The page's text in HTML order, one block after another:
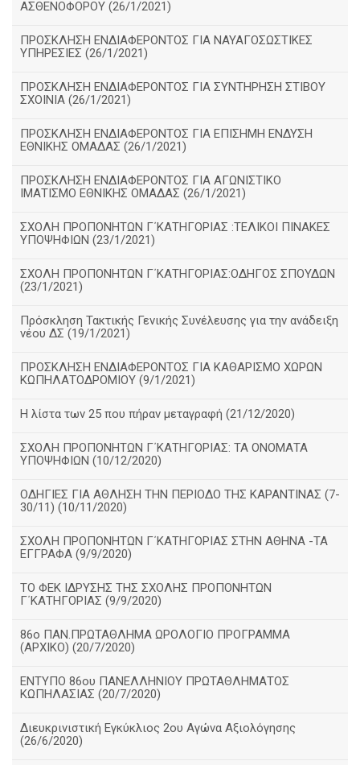
ΑΣΘΕΝΟΦΟΡΟΥ (26/1/2021)
ΠΡΟΣΚΛΗΣΗ ΕΝΔΙΑΦΕΡΟΝΤΟΣ ΓΙΑ ΝΑΥΑΓΟΣΩΣΤΙΚΕΣ
ΥΠΗΡΕΣΙΕΣ (26/1/2021)
ΠΡΟΣΚΛΗΣΗ ΕΝΔΙΑΦΕΡΟΝΤΟΣ ΓΙΑ ΣΥΝΤΗΡΗΣΗ ΣΤΙΒΟΥ
ΣΧΟΙΝΙΑ (26/1/2021)
ΠΡΟΣΚΛΗΣΗ ΕΝΔΙΑΦΕΡΟΝΤΟΣ ΓΙΑ ΕΠΙΣΗΜΗ ΕΝΔΥΣΗ
ΕΘΝΙΚΗΣ ΟΜΑΔΑΣ (26/1/2021)
ΠΡΟΣΚΛΗΣΗ ΕΝΔΙΑΦΕΡΟΝΤΟΣ ΓΙΑ ΑΓΩΝΙΣΤΙΚΟ
ΙΜΑΤΙΣΜΟ ΕΘΝΙΚΗΣ ΟΜΑΔΑΣ (26/1/2021)
ΣΧΟΛΗ ΠΡΟΠΟΝΗΤΩΝ Γ΄ΚΑΤΗΓΟΡΙΑΣ :ΤΕΛΙΚΟΙ ΠΙΝΑΚΕΣ
ΥΠΟΨΗΦΙΩΝ (23/1/2021)
ΣΧΟΛΗ ΠΡΟΠΟΝΗΤΩΝ Γ΄ΚΑΤΗΓΟΡΙΑΣ:ΟΔΗΓΟΣ ΣΠΟΥΔΩΝ
(23/1/2021)
Πρόσκληση Τακτικής Γενικής Συνέλευσης για την ανάδειξη
νέου ΔΣ (19/1/2021)
ΠΡΟΣΚΛΗΣΗ ΕΝΔΙΑΦΕΡΟΝΤΟΣ ΓΙΑ ΚΑΘΑΡΙΣΜΟ ΧΩΡΩΝ
ΚΩΠΗΛΑΤΟΔΡΟΜΙΟΥ (9/1/2021)
Η λίστα των 25 που πήραν μεταγραφή (21/12/2020)
ΣΧΟΛΗ ΠΡΟΠΟΝΗΤΩΝ Γ΄ΚΑΤΗΓΟΡΙΑΣ: ΤΑ ΟΝΟΜΑΤΑ
ΥΠΟΨΗΦΙΩΝ (10/12/2020)
ΟΔΗΓΙΕΣ ΓΙΑ ΑΘΛΗΣΗ ΤΗΝ ΠΕΡΙΟΔΟ ΤΗΣ ΚΑΡΑΝΤΙΝΑΣ (7-
30/11) (10/11/2020)
ΣΧΟΛΗ ΠΡΟΠΟΝΗΤΩΝ Γ΄ΚΑΤΗΓΟΡΙΑΣ ΣΤΗΝ ΑΘΗΝΑ -ΤΑ
ΕΓΓΡΑΦΑ (9/9/2020)
TO ΦΕΚ ΙΔΡΥΣΗΣ ΤΗΣ ΣΧΟΛΗΣ ΠΡΟΠΟΝΗΤΩΝ
Γ΄ΚΑΤΗΓΟΡΙΑΣ (9/9/2020)
86o ΠΑΝ.ΠΡΩΤΑΘΛΗΜΑ ΩΡΟΛΟΓΙΟ ΠΡΟΓΡΑΜΜΑ
(ΑΡΧΙΚΟ) (20/7/2020)
ΕΝΤΥΠΟ 86ου ΠΑΝΕΛΛΗΝΙΟΥ ΠΡΩΤΑΘΛΗΜΑΤΟΣ
ΚΩΠΗΛΑΣΙΑΣ (20/7/2020)
Διευκρινιστική Εγκύκλιος 2ου Αγώνα Αξιολόγησης
(26/6/2020)